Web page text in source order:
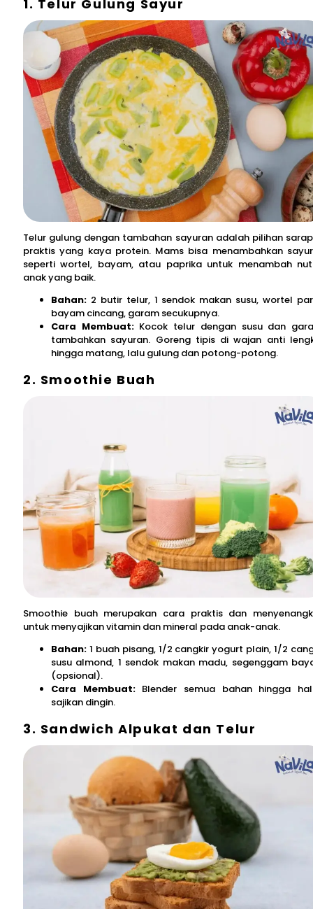
1. Telur Gulung Sayur
Telur gulung dengan tambahan sayuran adalah pilihan
praktis yang kaya protein. Mams bisa menambahkan
seperti wortel, bayam, atau paprika untuk menambah
anak yang baik.
Bahan: 2 butir telur, 1 sendok makan susu, wortel
bayam cincang, garam secukupnya.
Cara Membuat:Kocok telur dengan susu dan
tambahkan sayuran. Goreng tipis di wajan anti
hingga matang, lalu gulung dan potong-potong.
2. Smoothie Buah
Smoothie buah merupakan cara praktis dan
untuk menyajikan vitamin dan mineral pada anak-anak.
Bahan: 1 buah pisang, 1/2 cangkir yogurt plain, 1/2
susu almond, 1 sendok makan madu, segenggam
(opsional).
Cara Membuat:Blender semua bahan hingga
sajikan dingin.
3. Sandwich Alpukat dan Telur